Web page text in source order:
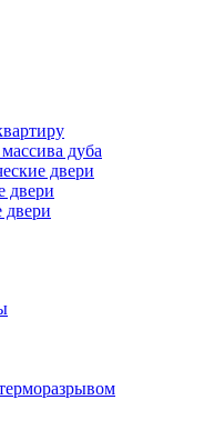
дуба
двери
двери
двери